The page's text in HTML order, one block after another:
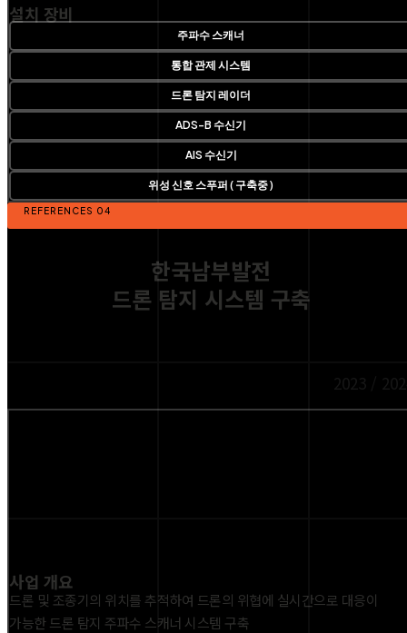
설치 장비
주파수 스캐너
통합 관제 시스템
드론 탐지 레이더
ADS-B 수신기
AIS 수신기
위성 신호 스푸퍼 ( 구축중 )
REFERENCES 04
한국남부발전
드론 탐지 시스템 구축
사업 개요
드론 및 조종기의 위치를 추적하여 드론의 위협에 실시간으로 대응이
가능한드론 탐지 주파수 스캐너 시스템 구축